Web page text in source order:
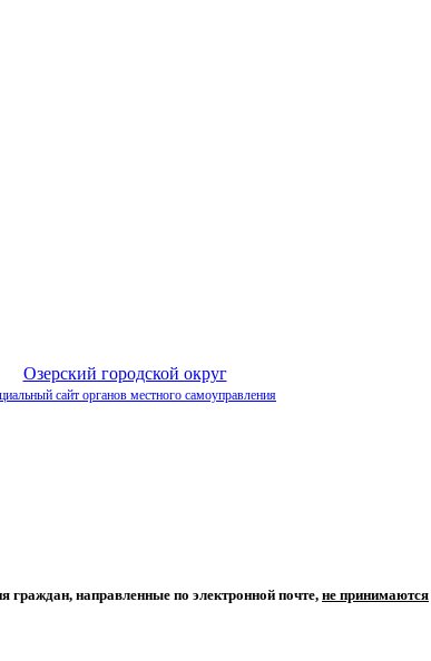
Озерский городской округ
сайт органов местного самоуправления
граждан, направленные по электронной почте, не принимаются